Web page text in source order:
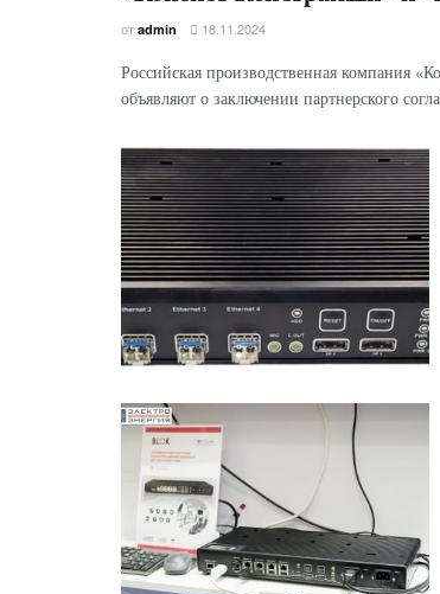
от admin 18.11.2024
Российская производственная компания
объявляют о заключении партнерского